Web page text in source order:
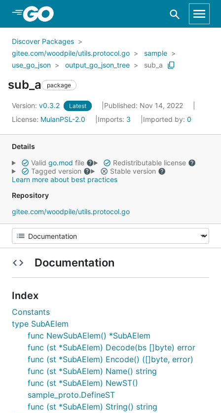
Skip to Main Content
Discover Packages
gitee.com/woodpile/utils.protocol.go
sample
use_go_json
output_go_json_tree sub_a
sub_a package
Version: v0.3.2 Latest
Published: Nov 14, 2022
License: MulanPSL-2.0 Imports: 3 Imported by: 0
Details
Valid go.mod file
Redistributable license
Tagged version
Stable version
Learn more about best practices
Repository
gitee.com/woodpile/utils.protocol.go
Documentation
Index
Constants
type SubAElem
func NewSubAElem() *SubAElem
func (st *SubAElem) Decode(bs []byte) error
func (st *SubAElem) Encode() ([]byte, error)
func (st *SubAElem) Name() string
func (st *SubAElem) NewST()
sample_proto.DefineST
func (st *SubAElem) String() string